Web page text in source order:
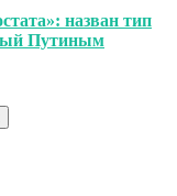
назван тип
Путиным